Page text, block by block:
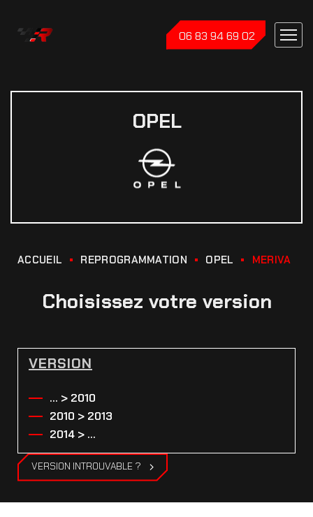
06 83 94 69 02
OPEL
ACCUEIL REPROGRAMMATION OPEL MERIVA
Choisissez votre version
VERSION
... > 2010
2010 > 2013
2014 > ...
VERSION INTROUVABLE ?